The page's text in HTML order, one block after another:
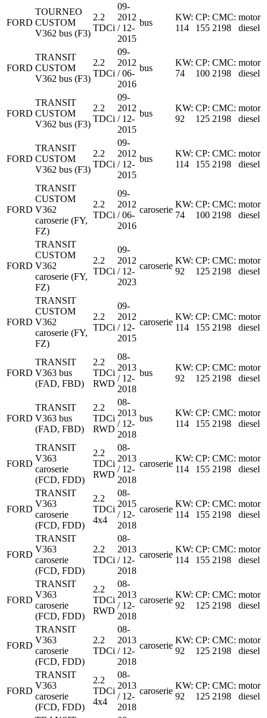
FORD
TOURNEO
CUSTOM
V362 bus (F3)
2.2
TDCi
09-
2012
/ 12-
2015
bus
KW:
114
CP:
155
CMC:
2198
motor
diesel
FORD
TRANSIT
CUSTOM
V362 bus (F3)
2.2
TDCi
09-
2012
/ 06-
2016
bus
KW:
74
CP:
100
CMC:
2198
motor
diesel
FORD
TRANSIT
CUSTOM
V362 bus (F3)
2.2
TDCi
09-
2012
/ 12-
2015
bus
KW:
92
CP:
125
CMC:
2198
motor
diesel
FORD
TRANSIT
CUSTOM
V362 bus (F3)
2.2
TDCi
09-
2012
/ 12-
2015
bus
KW:
114
CP:
155
CMC:
2198
motor
diesel
FORD
TRANSIT
CUSTOM
V362
caroserie (FY,
FZ)
2.2
TDCi
09-
2012
/ 06-
2016
caroserie
KW:
74
CP:
100
CMC:
2198
motor
diesel
FORD
TRANSIT
CUSTOM
V362
caroserie (FY,
FZ)
2.2
TDCi
09-
2012
/ 12-
2023
caroserie
KW:
92
CP:
125
CMC:
2198
motor
diesel
FORD
TRANSIT
CUSTOM
V362
caroserie (FY,
FZ)
2.2
TDCi
09-
2012
/ 12-
2015
caroserie
KW:
114
CP:
155
CMC:
2198
motor
diesel
FORD
TRANSIT
V363 bus
(FAD, FBD)
2.2
TDCi
RWD
08-
2013
/ 12-
2018
bus
KW:
92
CP:
125
CMC:
2198
motor
diesel
FORD
TRANSIT
V363 bus
(FAD, FBD)
2.2
TDCi
RWD
08-
2013
/ 12-
2018
bus
KW:
114
CP:
155
CMC:
2198
motor
diesel
FORD
TRANSIT
V363
caroserie
(FCD, FDD)
2.2
TDCi
RWD
08-
2013
/ 12-
2018
caroserie
KW:
114
CP:
155
CMC:
2198
motor
diesel
FORD
TRANSIT
V363
caroserie
(FCD, FDD)
2.2
TDCi
4x4
08-
2015
/ 12-
2018
caroserie
KW:
114
CP:
155
CMC:
2198
motor
diesel
FORD
TRANSIT
V363
caroserie
(FCD, FDD)
2.2
TDCi
08-
2013
/ 12-
2018
caroserie
KW:
114
CP:
155
CMC:
2198
motor
diesel
FORD
TRANSIT
V363
caroserie
(FCD, FDD)
2.2
TDCi
RWD
08-
2013
/ 12-
2018
caroserie
KW:
92
CP:
125
CMC:
2198
motor
diesel
FORD
TRANSIT
V363
caroserie
(FCD, FDD)
2.2
TDCi
08-
2013
/ 12-
2018
caroserie
KW:
92
CP:
125
CMC:
2198
motor
diesel
FORD
TRANSIT
V363
caroserie
(FCD, FDD)
2.2
TDCi
4x4
08-
2013
/ 12-
2018
caroserie
KW:
92
CP:
125
CMC:
2198
motor
diesel